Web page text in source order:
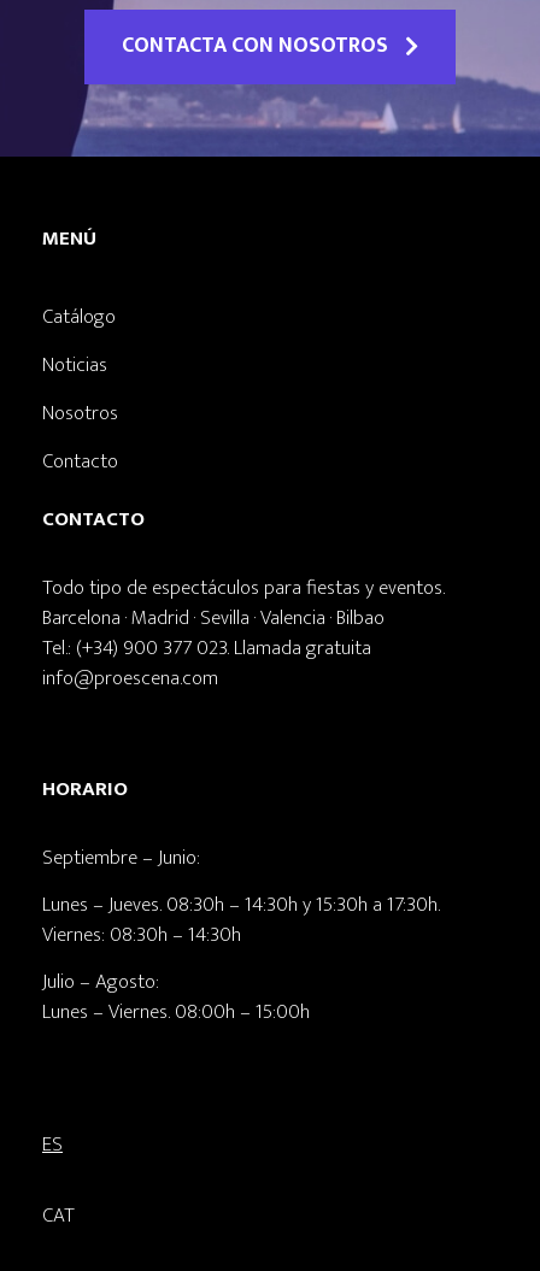
CONTACTA CON NOSOTROS
MENÚ
Catálogo
Noticias
Nosotros
Contacto
CONTACTO
Todo tipo de espectáculos para fiestas y eventos.
Barcelona · Madrid · Sevilla · Valencia · Bilbao
Tel.: (+34) 900 377 023. Llamada gratuita
info@proescena.com
HORARIO
Septiembre – Junio:
Lunes – Jueves. 08:30h – 14:30h y 15:30h a 17:30h.
Viernes: 08:30h – 14:30h
Julio – Agosto:
Lunes – Viernes. 08:00h – 15:00h
ES
CAT